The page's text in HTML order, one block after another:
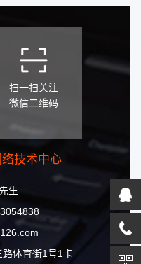
扫一扫关注
微信二维码
技术中心
生
体育街1号1卡